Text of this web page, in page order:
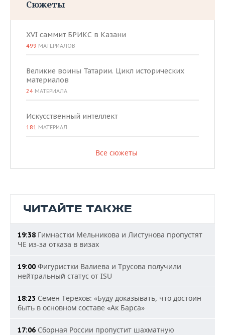
Сюжеты
XVI саммит БРИКС в Казани
499 МАТЕРИАЛОВ
Великие воины Татарии. Цикл исторических
материалов
24 МАТЕРИАЛА
Искусственный интеллект
181 МАТЕРИАЛ
Все сюжеты
ЧИТАЙТЕ ТАКЖЕ
19:38 Гимнастки Мельникова и Листунова пропустят
ЧЕ из-за отказа в визах
19:00 Фигуристки Валиева и Трусова получили
нейтральный статус от ISU
18:23 Семен Терехов: «Буду доказывать, что достоин
быть в основном составе «Ак Барса»
17:06 Сборная России пропустит шахматную